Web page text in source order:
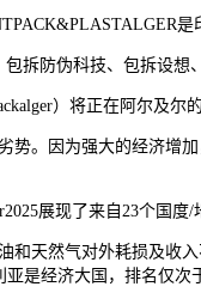
是
防伪科技、包拆设想
）将正在阿尔及尔
因为强大的经济增
展现了来自23个国度/
然气对外耗损及收入
是经济大国，排名仅次